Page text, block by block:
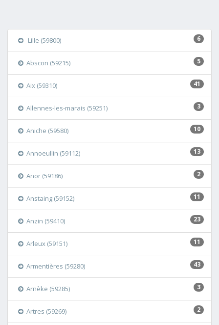
6
Lille (59800)
5
Abscon (59215)
41
Aix (59310)
3
Allennes-les-marais (59251)
10
Aniche (59580)
13
Annoeullin (59112)
2
Anor (59186)
11
Anstaing (59152)
23
Anzin (59410)
11
Arleux (59151)
43
Armentières (59280)
3
Arnèke (59285)
2
Artres (59269)